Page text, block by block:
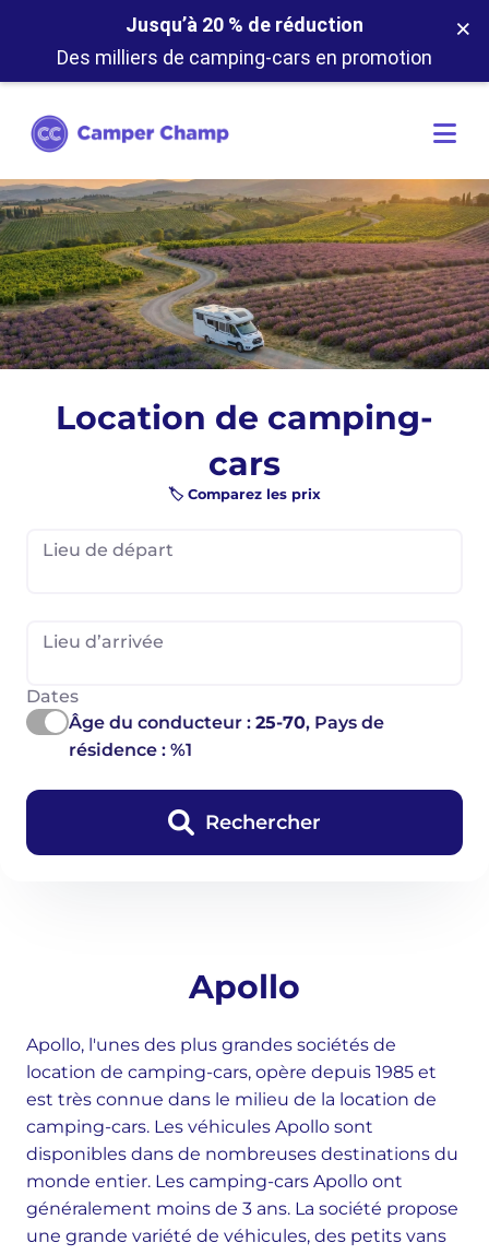
Jusqu’à 20 % de réduction
Des milliers de camping-cars en promotion
×
Location de camping-
cars
🏷️ Comparez les prix
Lieu de départ
Lieu d’arrivée
Dates
Âge du conducteur :25-70, Pays de
résidence : %1
Rechercher
Apollo
Apollo, l'unes des plus grandes sociétés de
location de camping-cars, opère depuis 1985 et
est très connue dans le milieu de la location de
camping-cars. Les véhicules Apollo sont
disponibles dans de nombreuses destinations du
monde entier. Les camping-cars Apollo ont
généralement moins de 3 ans. La société propose
une grande variété de véhicules, des petits vans